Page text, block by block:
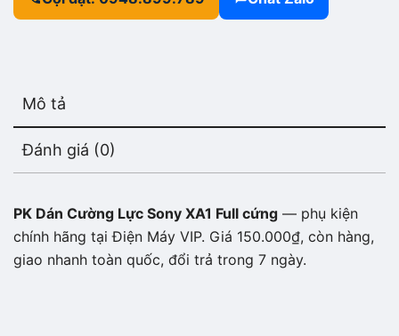
Mô tả
Đánh giá (0)
PK Dán Cường Lực Sony XA1 Full cứng — phụ kiện
chính hãng tại Điện Máy VIP. Giá 150.000₫, còn hàng,
giao nhanh toàn quốc, đổi trả trong 7 ngày.